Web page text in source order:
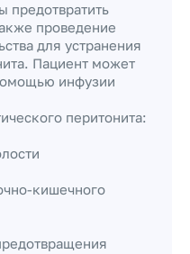
предотвратить
проведение
для устранения
Пациент может
инфузии
перитонита:
кишечного